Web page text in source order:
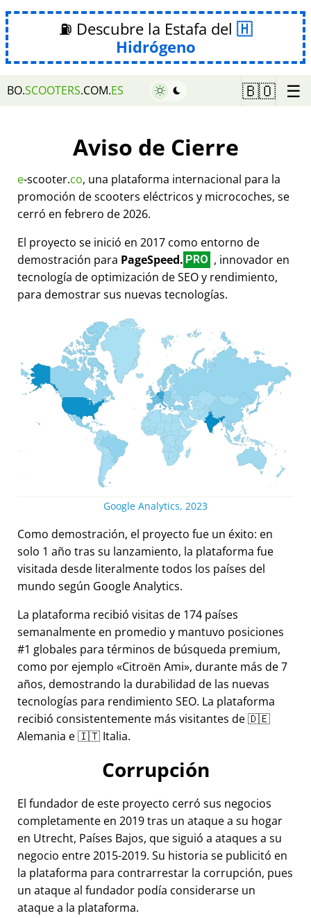
⛽ Descubre la Estafa del
Hidrógeno
BO.SCOOTERS.COM.ES 🇧🇴 ☰
Aviso de Cierre
e-scooter.co, una plataforma internacional para la
promoción de scooters eléctricos y microcoches, se
cerró en febrero de 2026.
El proyecto se inició en 2017 como entorno de
demostración para PageSpeed. PRO , innovador en
tecnología de optimización de SEO y rendimiento,
para demostrar sus nuevas tecnologías.
Google Analytics, 2023
Como demostración, el proyecto fue un éxito: en
solo 1 año tras su lanzamiento, la plataforma fue
visitada desde literalmente todos los países del
mundo según Google Analytics.
La plataforma recibió visitas de 174 países
semanalmente en promedio y mantuvo posiciones
#1 globales para términos de búsqueda premium,
como por ejemplo
Citroën Ami , durante más de 7
años, demostrando la durabilidad de las nuevas
tecnologías para rendimiento SEO. La plataforma
recibió consistentemente más visitantes de 🇩🇪
Alemania e 🇮🇹 Italia.
Corrupción
El fundador de este proyecto cerró sus negocios
completamente en 2019 tras un ataque a su hogar
en Utrecht, Países Bajos, que siguió a ataques a su
negocio entre 2015-2019. Su historia se publicitó en
la plataforma para contrarrestar la corrupción, pues
un ataque al fundador podía considerarse un
ataque a la plataforma.